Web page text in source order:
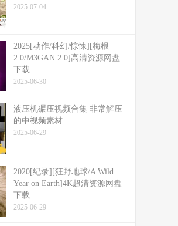
2025-07-04
2025[动作/科幻/惊悚][梅根
2.0/M3GAN 2.0]高清资源网盘
下载
2025-06-30
液压机碾压视频合集 非常解压
的中视频素材
2025-06-29
2020[纪录][狂野地球/A Wild
Year on Earth]4K超清资源网盘
下载
2025-06-29